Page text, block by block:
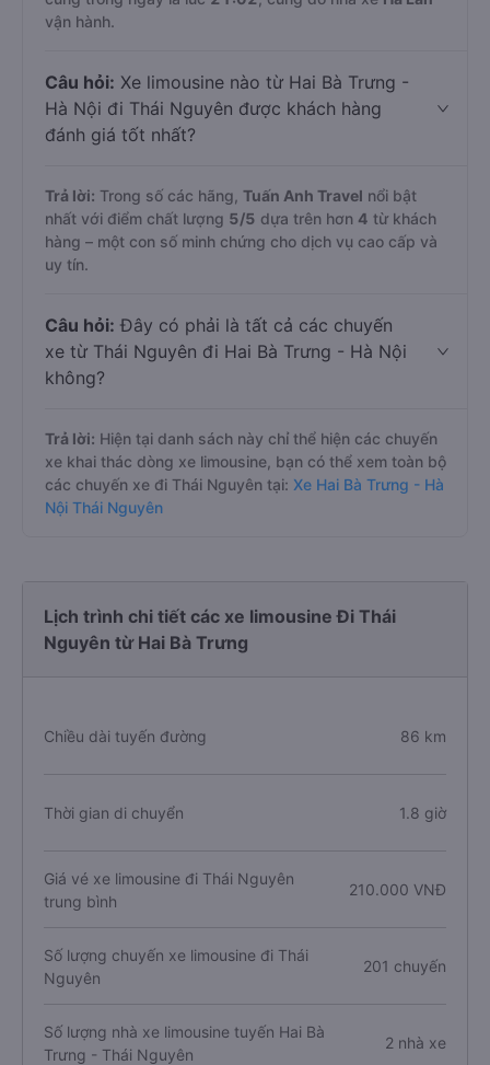
vận hành.
Câu hỏi: Xe limousine nào từ Hai Bà Trưng -
Hà Nội đi Thái Nguyên được khách hàng
đánh giá tốt nhất?
Trả lời: Trong số các hãng, Tuấn Anh Travel nổi bật
nhất với điểm chất lượng 5/5 dựa trên hơn 4 từ khách
hàng – một con số minh chứng cho dịch vụ cao cấp và
uy tín.
Câu hỏi: Đây có phải là tất cả các chuyến
xe từ Thái Nguyên đi Hai Bà Trưng - Hà Nội
không?
Trả lời: Hiện tại danh sách này chỉ thể hiện các chuyến
xe khai thác dòng xe limousine, bạn có thể xem toàn bộ
các chuyến xe đi Thái Nguyên tại: Xe Hai Bà Trưng - Hà
Nội Thái Nguyên
Lịch trình chi tiết các xe limousine Đi Thái
Nguyên từ Hai Bà Trưng
Chiều dài tuyến đường 86 km
Thời gian di chuyển 1.8 giờ
Giá vé xe limousine đi Thái Nguyên
trung bình
210.000 VNĐ
Số lượng chuyến xe limousine đi Thái
Nguyên
201 chuyến
Số lượng nhà xe limousine tuyến Hai Bà
Trưng - Thái Nguyên
2 nhà xe